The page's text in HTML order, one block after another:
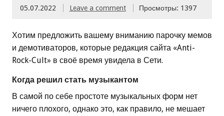
05.07.2022 Leave a comment Просмотры: 1397
Хотим предложить вашему вниманию парочку мемов
и демотиваторов, которые редакция сайта «Anti-
Rock-Cult» в своё время увидела в Сети.
Когда решил стать музыкантом
В самой по себе простоте музыкальных форм нет
ничего плохого, однако это, как правило, не мешает